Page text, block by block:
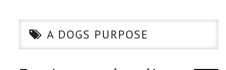
CIKK A DOGS PURPOSE